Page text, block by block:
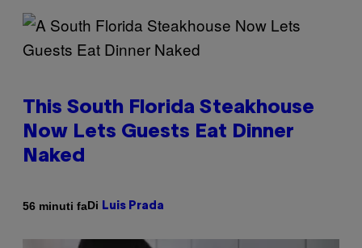
This South Florida Steakhouse
Now Lets Guests Eat Dinner
Naked
56 minuti faDi Luis Prada